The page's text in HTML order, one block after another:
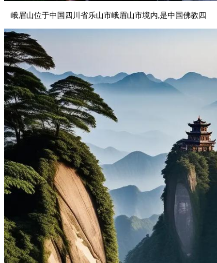
峨眉山位于中国四川省乐山市峨眉山市境内,是中国佛教四